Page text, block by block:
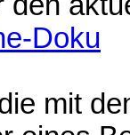
Doku
mit